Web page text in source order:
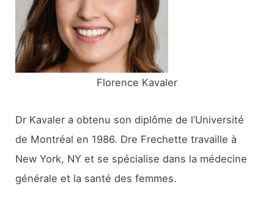
:
Florence Kavaler
Dr Kavaler a obtenu son diplôme de l’Université
de Montréal en 1986. Dre Frechette travaille à
New York, NY et se spécialise dans la médecine
générale et la santé des femmes.